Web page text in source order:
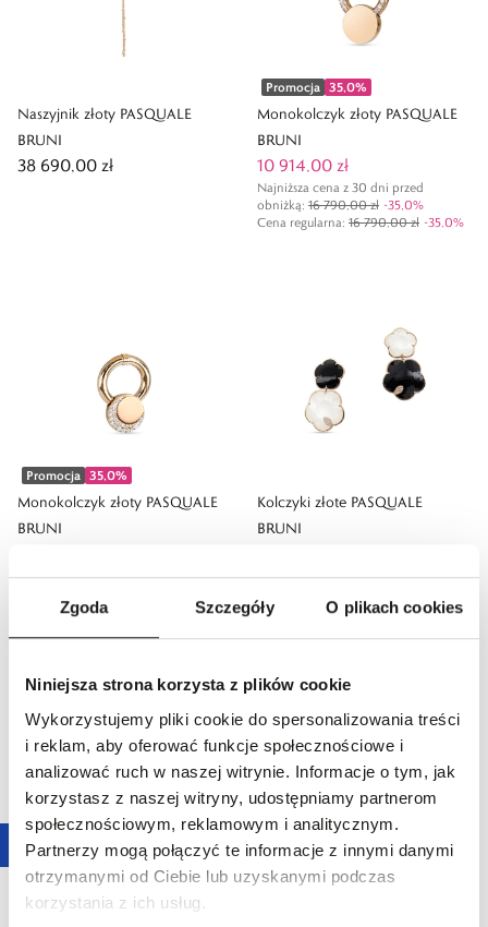
Zgoda Szczegóły O plikach cookies
Niniejsza strona korzysta z plików cookie
Wykorzystujemy pliki cookie do spersonalizowania treści
i reklam, aby oferować funkcje społecznościowe i
analizować ruch w naszej witrynie. Informacje o tym, jak
korzystasz z naszej witryny, udostępniamy partnerom
społecznościowym, reklamowym i analitycznym.
Partnerzy mogą połączyć te informacje z innymi danymi
otrzymanymi od Ciebie lub uzyskanymi podczas
korzystania z ich usług.
Naszyjnik złoty PASQUALE
BRUNI
38 690,00 zł
Promocja 35,0%
Monokolczyk złoty PASQUALE
BRUNI
10 914,00 zł
Najniższa cena z 30 dni przed
obniżką: 16 790,00 zł -35,0%
Cena regularna: 16 790,00 zł -35,0%
Promocja 35,0%
Monokolczyk złoty PASQUALE
BRUNI
Najniższa cena z 30 dni przed
Cena regularna: 35,0%
Kolczyki złote PASQUALE
BRUNI
Kolczyki złote PASQUALE
BRUNI
Pierścionek złoty PASQUALE